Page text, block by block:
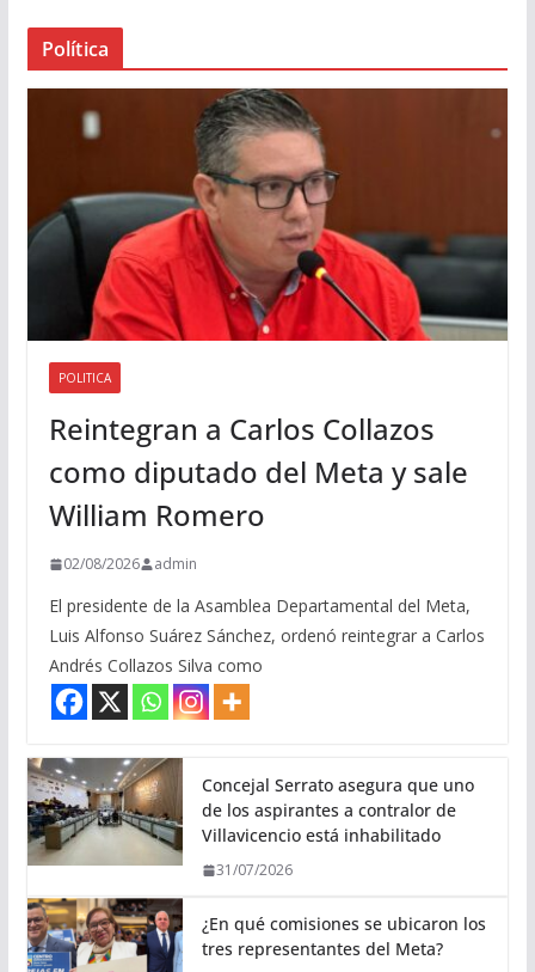
Política
POLITICA
Reintegran a Carlos Collazos
como diputado del Meta y sale
William Romero
02/08/2026 admin
El presidente de la Asamblea Departamental del Meta,
Luis Alfonso Suárez Sánchez, ordenó reintegrar a Carlos
Andrés Collazos Silva como
Concejal Serrato asegura que uno
de los aspirantes a contralor de
Villavicencio está inhabilitado
31/07/2026
¿En qué comisiones se ubicaron los
tres representantes del Meta?